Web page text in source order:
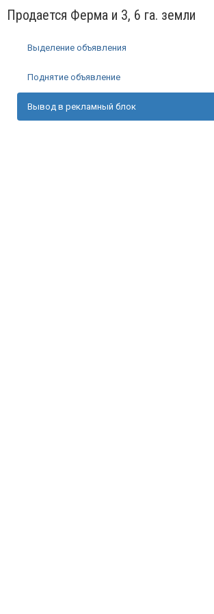
Продается Ферма и 3, 6 га. земли
Выделение объявления
Поднятие объявление
Вывод в рекламный блок